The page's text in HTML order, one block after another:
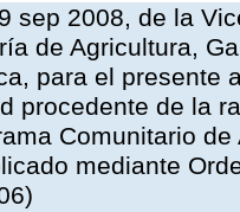
sep 2008, de la
de Agricultura,
para el presente
procedente de la
Comunitario
mediante